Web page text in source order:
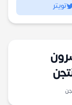
تويتر